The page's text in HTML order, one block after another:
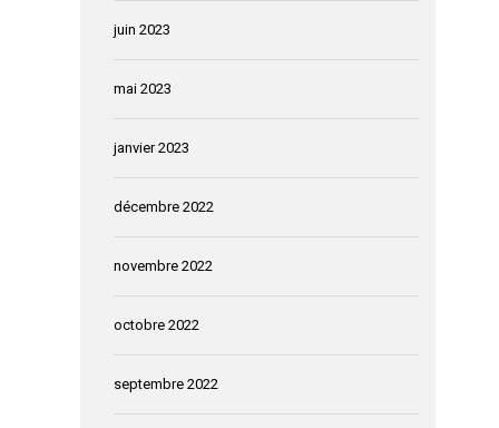
juin 2023
mai 2023
janvier 2023
décembre 2022
novembre 2022
octobre 2022
septembre 2022